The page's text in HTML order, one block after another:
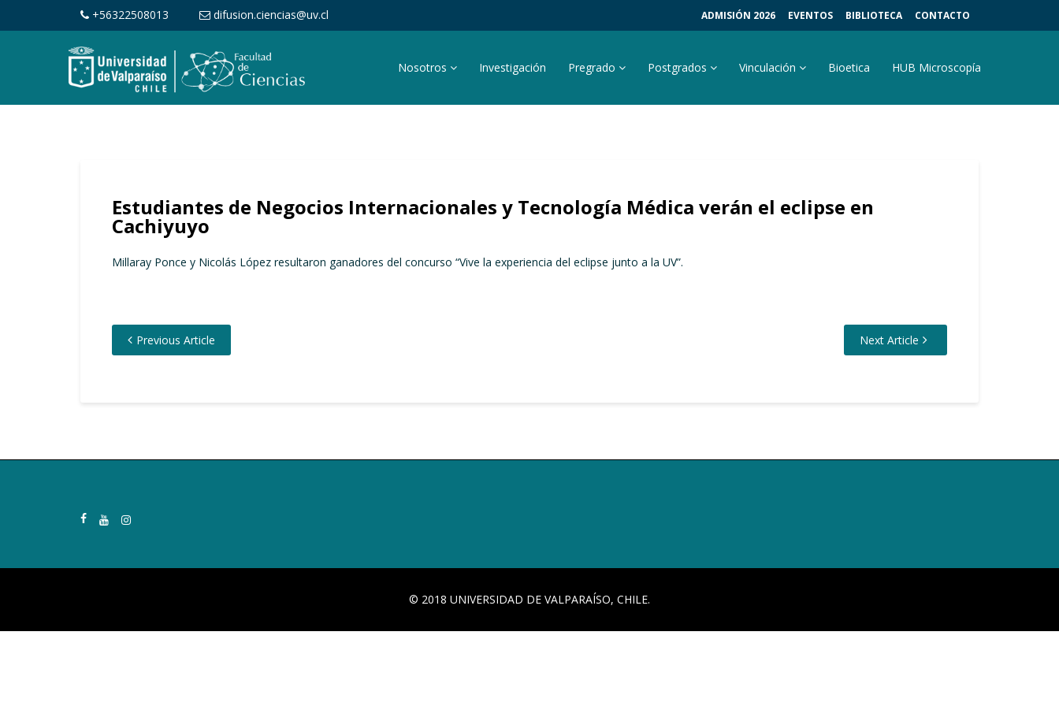
+56322508013 difusion.ciencias@uv.cl ADMISIÓN 2026 EVENTOS BIBLIOTECA CONTACTO
Nosotros Investigación Pregrado Postgrados Vinculación Bioetica HUB Microscopía
Estudiantes de Negocios Internacionales y Tecnología Médica verán el eclipse en
Cachiyuyo
Millaray Ponce y Nicolás López resultaron ganadores del concurso “Vive la experiencia del eclipse junto a la UV”.
Previous Article Next Article
© 2018 UNIVERSIDAD DE VALPARAÍSO, CHILE.